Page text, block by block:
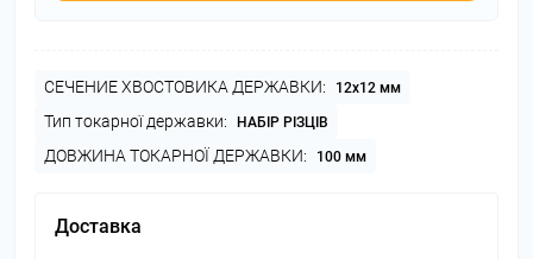
СЕЧЕНИЕ ХВОСТОВИКА ДЕРЖАВКИ: 12х12 мм
Тип токарної державки: НАБІР РІЗЦІВ
ДОВЖИНА ТОКАРНОЇ ДЕРЖАВКИ: 100 мм
Доставка